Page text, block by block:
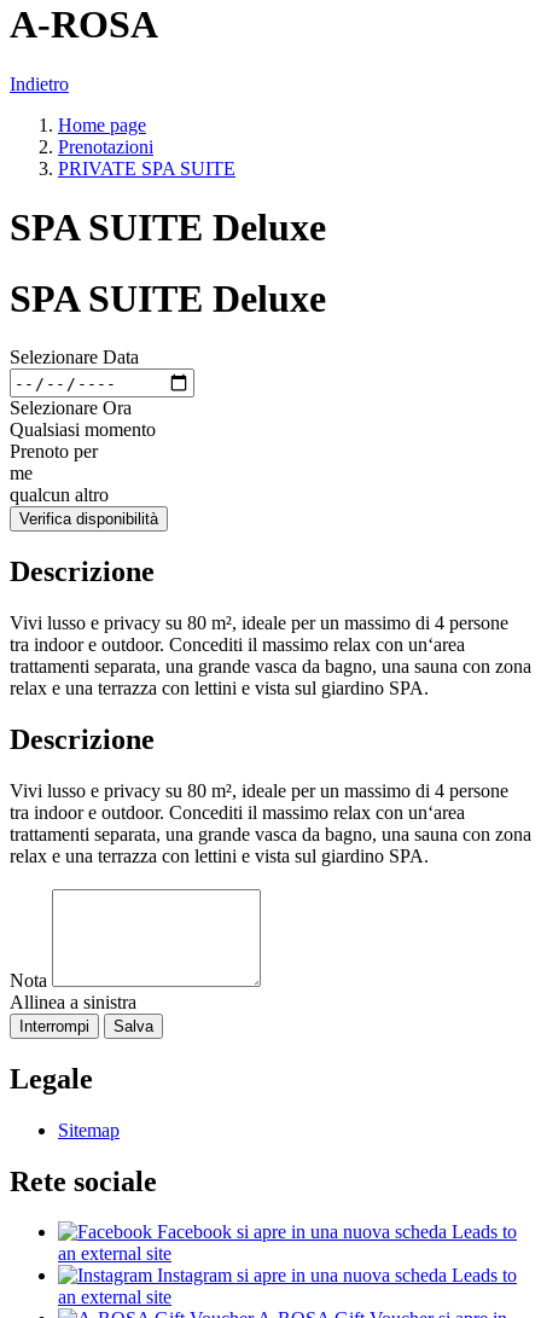
A-ROSA
Indietro
Home page
Prenotazioni
PRIVATE SPA SUITE
SPA SUITE Deluxe
SPA SUITE Deluxe
Selezionare Data
Selezionare Ora
Qualsiasi momento
Prenoto per
me
qualcun altro
Verifica disponibilità
Descrizione
Vivi lusso e privacy su 80 m², ideale per un massimo di 4 persone
tra indoor e outdoor. Concediti il massimo relax con un‘area
trattamenti separata, una grande vasca da bagno, una sauna con zona
relax e una terrazza con lettini e vista sul giardino SPA.
Descrizione
Vivi lusso e privacy su 80 m², ideale per un massimo di 4 persone
tra indoor e outdoor. Concediti il massimo relax con un‘area
trattamenti separata, una grande vasca da bagno, una sauna con zona
relax e una terrazza con lettini e vista sul giardino SPA.
Nota
Allinea a sinistra
Interrompi Salva
Legale
Sitemap
Rete sociale
Facebook si apre in una nuova scheda Leads to
an external site
Instagram si apre in una nuova scheda Leads to
an external site